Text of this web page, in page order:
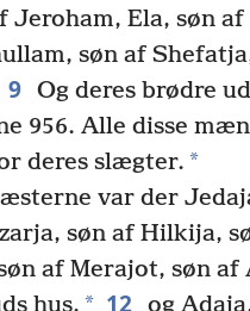
Jeroham, Ela, søn af
søn af
9 Og deres brødre
956. Alle disse
deres slægter. *
var der
søn af Hilkija,
af Merajot, søn
* 12